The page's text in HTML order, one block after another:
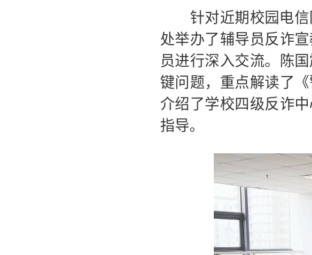
针对近期校园电
处举办了辅导员 反诈
员进行深入交流。陈
键问题，重点解读了
介绍了学校四级反诈
指导。